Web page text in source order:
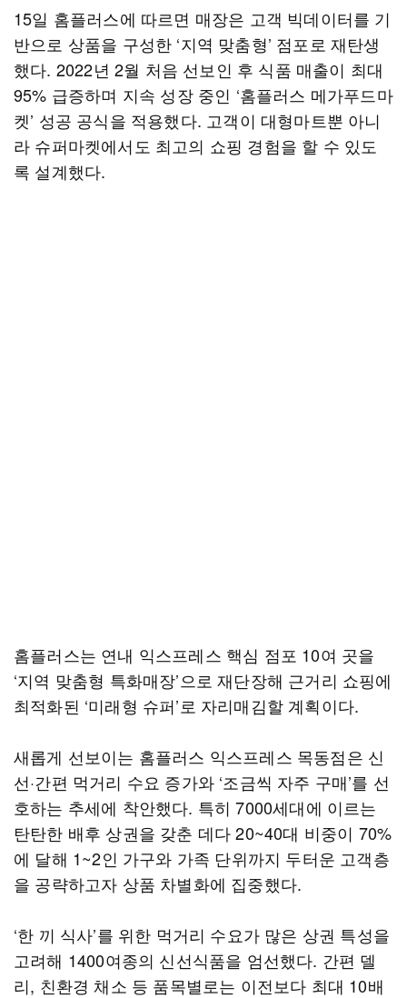
15일 홈플러스에 따르면 매장은 고객 빅데이터를 기
반으로 상품을 구성한 ‘지역 맞춤형’ 점포로 재탄생
했다. 2022년 2월 처음 선보인 후 식품 매출이 최대
95% 급증하며 지속 성장 중인 ‘홈플러스 메가푸드마
켓’ 성공 공식을 적용했다. 고객이 대형마트뿐 아니
라 슈퍼마켓에서도 최고의 쇼핑 경험을 할 수 있도
록 설계했다.
홈플러스는 연내 익스프레스 핵심 점포 10여 곳을
‘지역 맞춤형 특화매장’으로 재단장해 근거리 쇼핑에
최적화된 ‘미래형 슈퍼’로 자리매김할 계획이다.
새롭게 선보이는 홈플러스 익스프레스 목동점은 신
선·간편 먹거리 수요 증가와 ‘조금씩 자주 구매’를 선
호하는 추세에 착안했다. 특히 7000세대에 이르는
탄탄한 배후 상권을 갖춘 데다 20~40대 비중이 70%
에 달해 1~2인 가구와 가족 단위까지 두터운 고객층
을 공략하고자 상품 차별화에 집중했다.
‘한 끼 식사’를 위한 먹거리 수요가 많은 상권 특성을
고려해 1400여종의 신선식품을 엄선했다. 간편 델
리, 친환경 채소 등 품목별로는 이전보다 최대 10배